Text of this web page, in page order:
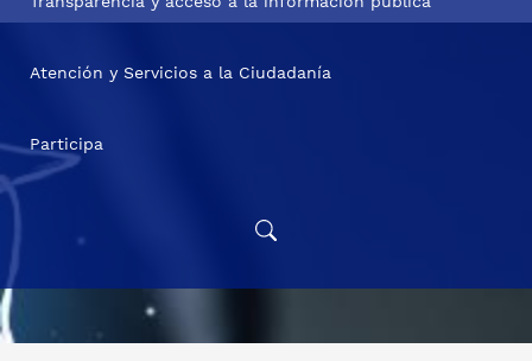
Atención y Servicios a la Ciudadanía
Participa
Convocatoria Poder Pedagógico Popular: